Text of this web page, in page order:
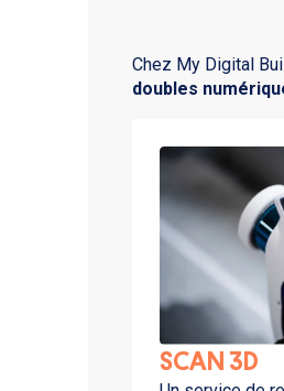
Chez My Digital
doubles
SCAN 3D